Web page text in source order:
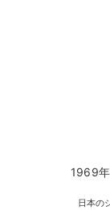
1969
日本の